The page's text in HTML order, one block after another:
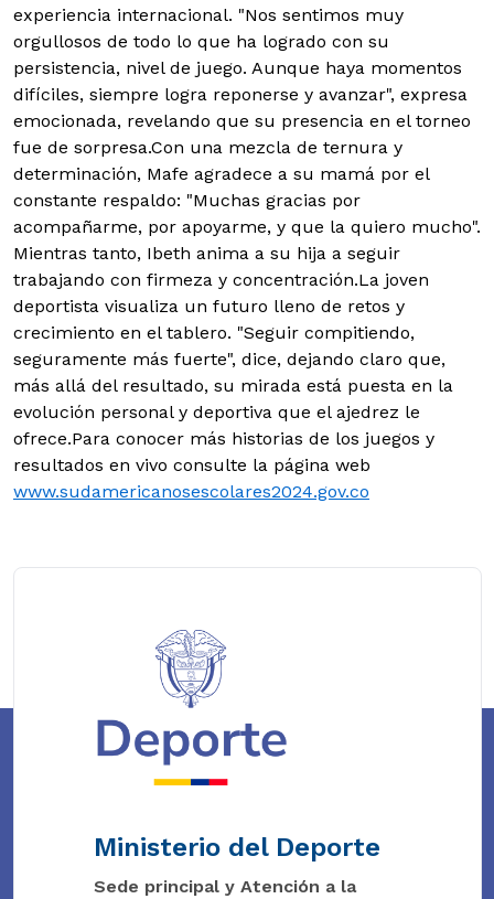
experiencia internacional. "Nos sentimos muy
orgullosos de todo lo que ha logrado con su
persistencia, nivel de juego. Aunque haya momentos
difíciles, siempre logra reponerse y avanzar", expresa
emocionada, revelando que su presencia en el torneo
fue de sorpresa.Con una mezcla de ternura y
determinación, Mafe agradece a su mamá por el
constante respaldo: "Muchas gracias por
acompañarme, por apoyarme, y que la quiero mucho".
Mientras tanto, Ibeth anima a su hija a seguir
trabajando con firmeza y concentración.La joven
deportista visualiza un futuro lleno de retos y
crecimiento en el tablero. "Seguir compitiendo,
seguramente más fuerte", dice, dejando claro que,
más allá del resultado, su mirada está puesta en la
evolución personal y deportiva que el ajedrez le
ofrece.Para conocer más historias de los juegos y
resultados en vivo consulte la página web
www.sudamericanosescolares2024.gov.co
Ministerio del Deporte
Sede principal y Atención a la